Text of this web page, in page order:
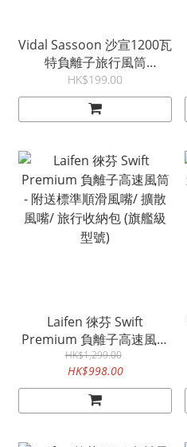
Vidal Sassoon 沙宣1200瓦
特負離子旅行風筒
(VS152H)
HK$199.00
Laifen 徠芬 Swift
Premium 負離子高速風筒
- 附送標準順滑風嘴/ 擴散
風嘴/ 旅行收納包 (旗艦級
型號)
HK$1,299.00
HK$998.00